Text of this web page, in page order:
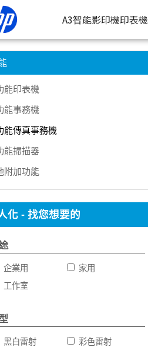
機 | HP® 惠普台灣原廠購物網
A3智能影印機印表機
能印表機
能事務機
能傳真事務機
能掃描器
附加功能
化 - 找您想要的
企業用
家用
工作室
黑白雷射
彩色雷射